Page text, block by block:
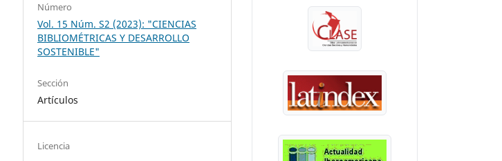
Número
Vol. 15 Núm. S2 (2023): "CIENCIAS
BIBLIOMÉTRICAS Y DESARROLLO
SOSTENIBLE"
Sección
Artículos
Licencia